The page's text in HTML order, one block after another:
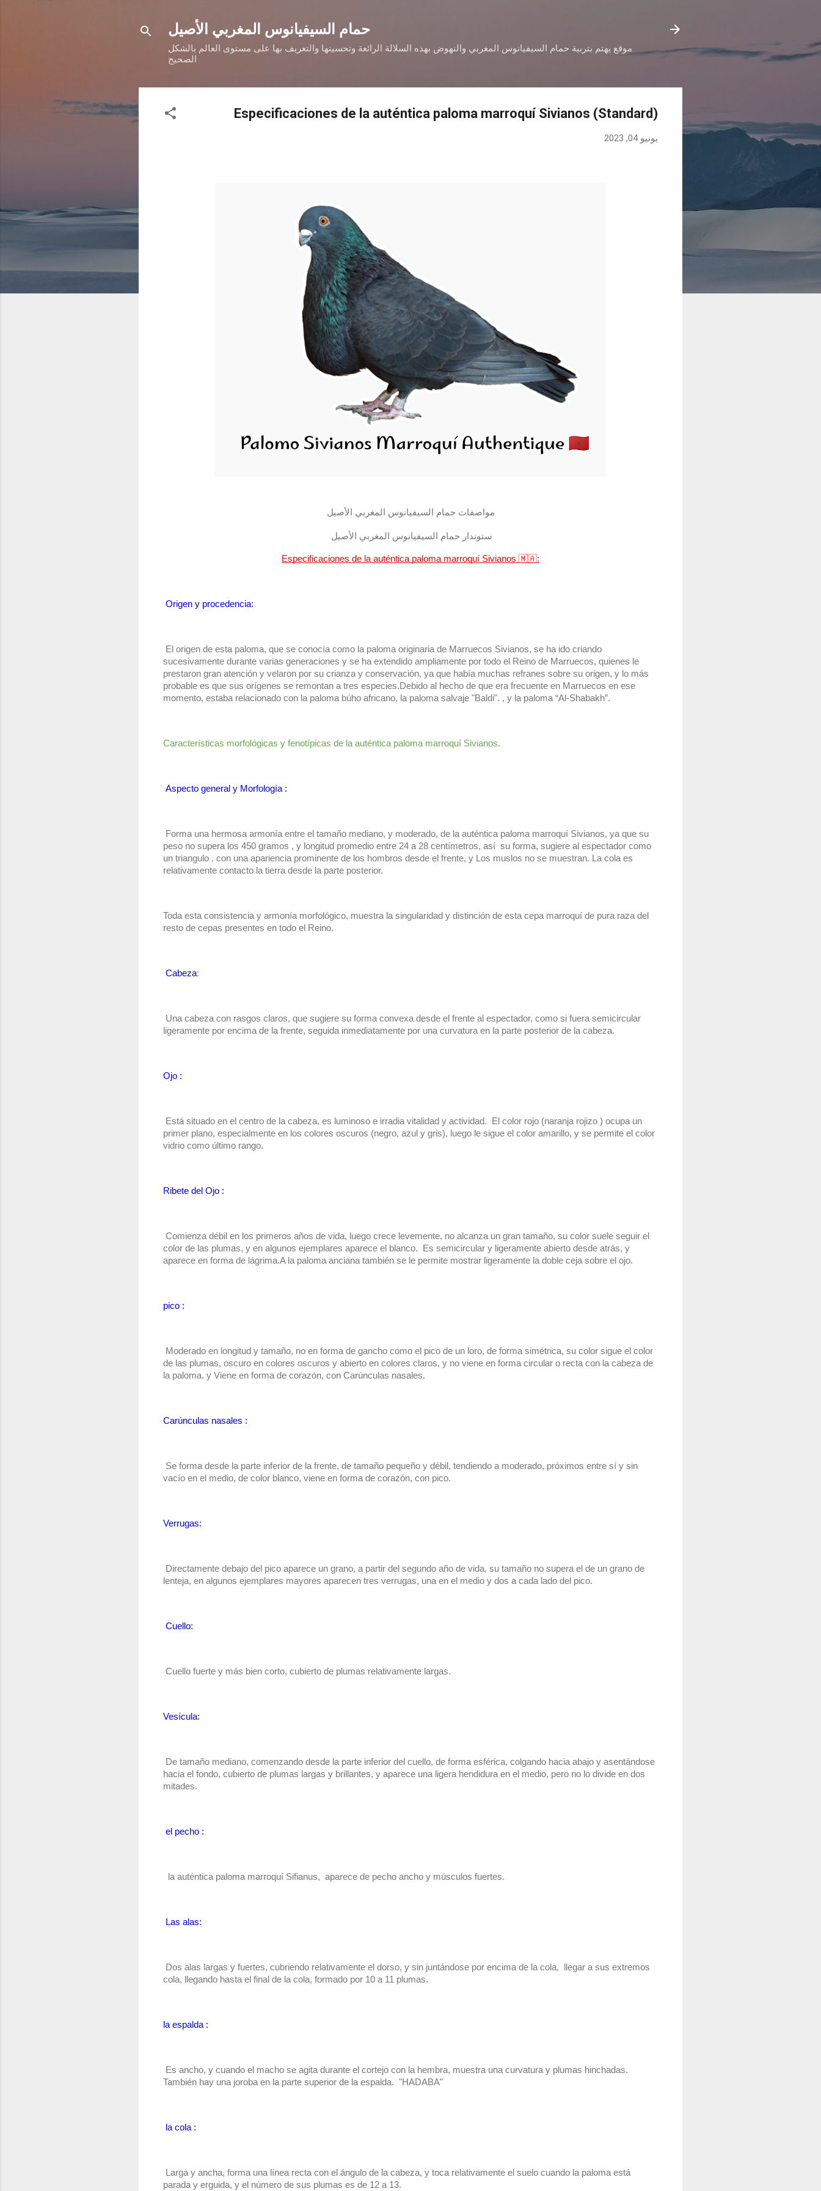
حمام السيفيانوس المغربي الأصيل
موقع يهتم بتربية حمام السيفيانوس المغربي والنهوض بهذه السلالة الرائعة وتحسينها والتعريف بها على مستوى العالم بالشكل
الصحيح
Especificaciones de la auténtica paloma marroquí Sivianos (Standard)
يونيو 04, 2023
مواصفات حمام السيفيانوس المغربي الأصيل
ستوندار حمام السيفيانوس المغربي الأصيل
Especificaciones de la auténtica paloma marroquí Sivianos 🇲🇦:
Origen y procedencia:
El origen de esta paloma, que se conocía como la paloma originaria de Marruecos Sivianos, se ha ido criando
sucesivamente durante varias generaciones y se ha extendido ampliamente por todo el Reino de Marruecos, quienes le
prestaron gran atención y velaron por su crianza y conservación, ya que había muchas refranes sobre su origen, y lo más
probable es que sus orígenes se remontan a tres especies.Debido al hecho de que era frecuente en Marruecos en ese
momento, estaba relacionado con la paloma búho africano, la paloma salvaje "Baldi". , y la paloma “Al-Shabakh”.
Características morfológicas y fenotípicas de la auténtica paloma marroquí Sivianos.
Aspecto general y Morfología :
Forma una hermosa armonía entre el tamaño mediano, y moderado, de la auténtica paloma marroquí Sivianos, ya que su
peso no supera los 450 gramos , y longitud promedio entre 24 a 28 centímetros, así  su forma, sugiere al espectador como
un triangulo . con una apariencia prominente de los hombros desde el frente, y Los muslos no se muestran. La cola es
relativamente contacto la tierra desde la parte posterior.
Toda esta consistencia y armonía morfológico, muestra la singularidad y distinción de esta cepa marroquí de pura raza del
resto de cepas presentes en todo el Reino.
Cabeza:
Una cabeza con rasgos claros, que sugiere su forma convexa desde el frente al espectador, como si fuera semicircular
ligeramente por encima de la frente, seguida inmediatamente por una curvatura en la parte posterior de la cabeza.
Ojo :
Está situado en el centro de la cabeza, es luminoso e irradia vitalidad y actividad.  El color rojo (naranja rojizo ) ocupa un
primer plano, especialmente en los colores oscuros (negro, azul y gris), luego le sigue el color amarillo, y se permite el color
vidrio como último rango.
Ribete del Ojo :
Comienza débil en los primeros años de vida, luego crece levemente, no alcanza un gran tamaño, su color suele seguir el
color de las plumas, y en algunos ejemplares aparece el blanco.  Es semicircular y ligeramente abierto desde atrás, y
aparece en forma de lágrima.A la paloma anciana también se le permite mostrar ligeramente la doble ceja sobre el ojo.
pico :
Moderado en longitud y tamaño, no en forma de gancho como el pico de un loro, de forma simétrica, su color sigue el color
de las plumas, oscuro en colores oscuros y abierto en colores claros, y no viene en forma circular o recta con la cabeza de
la paloma. y Viene en forma de corazón, con Carúnculas nasales.
Carúnculas nasales :
Se forma desde la parte inferior de la frente, de tamaño pequeño y débil, tendiendo a moderado, próximos entre sí y sin
vacío en el medio, de color blanco, viene en forma de corazón, con pico.
Verrugas:
Directamente debajo del pico aparece un grano, a partir del segundo año de vida, su tamaño no supera el de un grano de
lenteja, en algunos ejemplares mayores aparecen tres verrugas, una en el medio y dos a cada lado del pico.
Cuello:
Cuello fuerte y más bien corto, cubierto de plumas relativamente largas.
Vesícula:
De tamaño mediano, comenzando desde la parte inferior del cuello, de forma esférica, colgando hacia abajo y asentándose
hacia el fondo, cubierto de plumas largas y brillantes, y aparece una ligera hendidura en el medio, pero no lo divide en dos
mitades.
el pecho :
la auténtica paloma marroquí Sifianus,  aparece de pecho ancho y músculos fuertes.
Las alas:
Dos alas largas y fuertes, cubriendo relativamente el dorso, y sin juntándose por encima de la cola,  llegar a sus extremos
cola, llegando hasta el final de la cola, formado por 10 a 11 plumas.
la espalda :
Es ancho, y cuando el macho se agita durante el cortejo con la hembra, muestra una curvatura y plumas hinchadas.
También hay una joroba en la parte superior de la espalda.  "HADABA"
la cola :
Larga y ancha, forma una línea recta con el ángulo de la cabeza, y toca relativamente el suelo cuando la paloma está
parada y erguida, y el número de sus plumas es de 12 a 13.